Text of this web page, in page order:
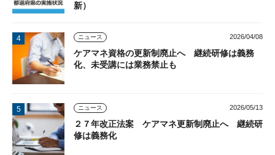
新）
ニュース 2026/04/08
ケアマネ資格の更新制廃止へ 継続研修は義務
化、未受講には業務禁止も
ニュース 2026/05/13
２７年改正法案 ケアマネ更新制廃止へ 継続研
修は義務化